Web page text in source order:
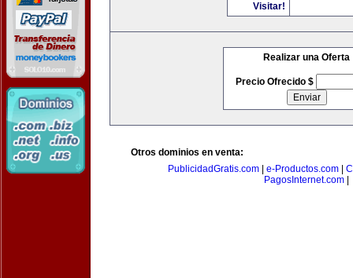
Visitar!
Realizar una Oferta
Precio Ofrecido $
Otros dominios en venta:
PublicidadGratis.com
e-Productos.com
PagosInternet.com